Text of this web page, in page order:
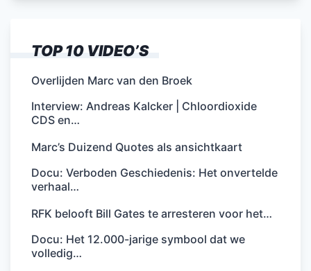
TOP 10 VIDEO’S
Overlijden Marc van den Broek
Interview: Andreas Kalcker | Chloordioxide
CDS en…
Marc’s Duizend Quotes als ansichtkaart
Docu: Verboden Geschiedenis: Het onvertelde
verhaal…
RFK belooft Bill Gates te arresteren voor het…
Docu: Het 12.000-jarige symbool dat we
volledig…